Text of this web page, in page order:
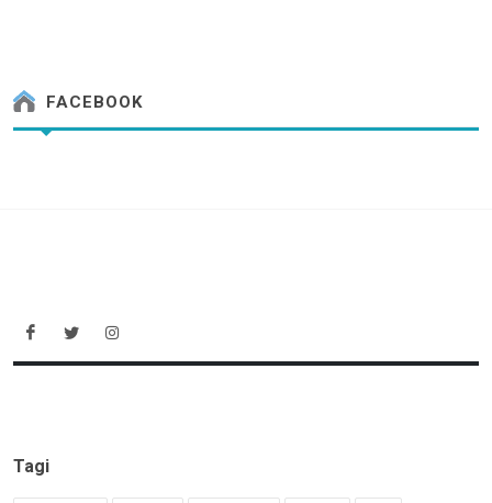
FACEBOOK
Tagi